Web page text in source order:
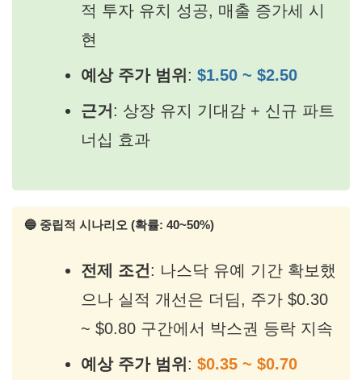
적 투자 유치 성공, 매출 증가세 시
현
예상 주가 범위 : $1.50 ~ $2.50
근거 : 상장 유지 기대감 + 신규 파트
너십 효과
🔵 중립적 시나리오 (확률: 40~50%)
전제 조건: 나스닥 유예 기간 확보했
으나 실적 개선은 더딤, 주가 $0.30
~ $0.80 구간에서 박스권 등락 지속
예상 주가 범위 : $0.35 ~ $0.70